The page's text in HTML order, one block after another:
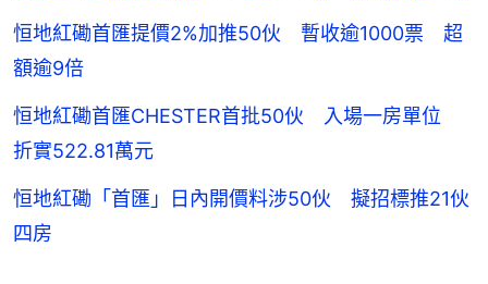
恒地紅磡首匯提價2%加推50伙 暫收逾1000票 超
額逾9倍
恒地紅磡首匯CHESTER首批50伙 入場一房單位
折實522.81萬元
恒地紅磡「首匯」日內開價料涉50伙 擬招標推21伙
四房